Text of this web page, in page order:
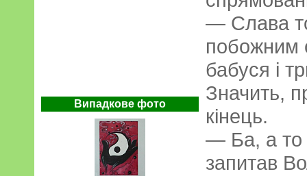
Випадкове фото
— Слава
побожним
бабуся і
Значить,
кінець.
— Ба, а то
запитав